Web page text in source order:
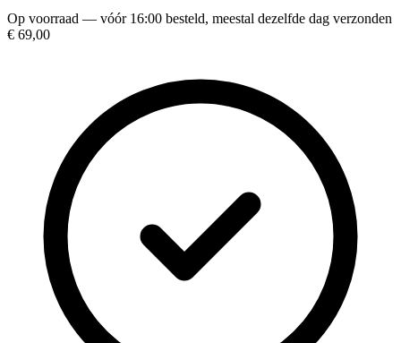
Op voorraad — vóór 16:00 besteld, meestal dezelfde dag verzonden
€ 69,00